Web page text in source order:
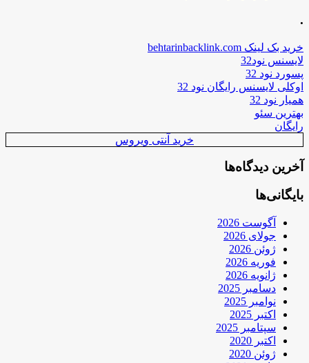
.
خرید بک لینک behtarinbacklink.com
لایسنس نود32
پسورد نود 32
اوکلی لایسنس رایگان نود 32
همیار نود 32
بهترین سئو
رایگان
خرید آنتی ویروس
آخرین دیدگاه‌ها
بایگانی‌ها
آگوست 2026
جولای 2026
ژوئن 2026
فوریه 2026
ژانویه 2026
دسامبر 2025
نوامبر 2025
اکتبر 2025
سپتامبر 2025
اکتبر 2020
ژوئن 2020